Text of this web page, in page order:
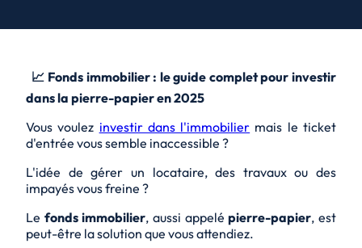
📈 Fonds immobilier : le guide complet pour investir
dans la pierre-papier en 2025
Vous voulez investir dans l'immobilier mais le ticket
d'entrée vous semble inaccessible ?
L'idée de gérer un locataire, des travaux ou des
impayés vous freine ?
Le fonds immobilier, aussi appelépierre-papier, est
peut-être la solution que vous attendiez.